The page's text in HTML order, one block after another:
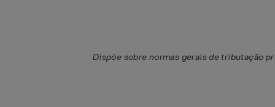
Dispõe sobre normas gerais de tributação